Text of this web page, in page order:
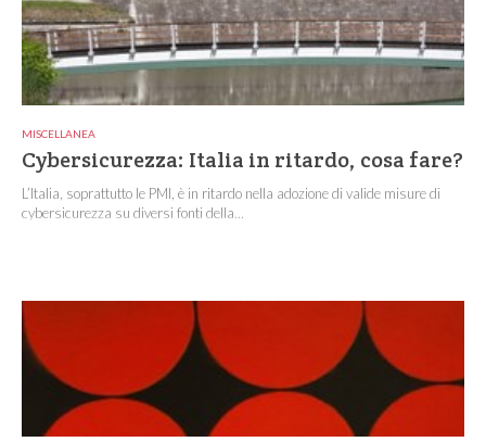
MISCELLANEA
Cybersicurezza: Italia in ritardo, cosa fare?
L’Italia, soprattutto le PMI, è in ritardo nella adozione di valide misure di
cybersicurezza su diversi fonti della...